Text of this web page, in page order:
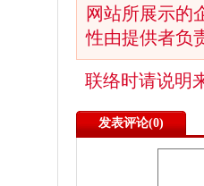
网站所展示的
性由提供者负
联络时请说明
发表评论(0)